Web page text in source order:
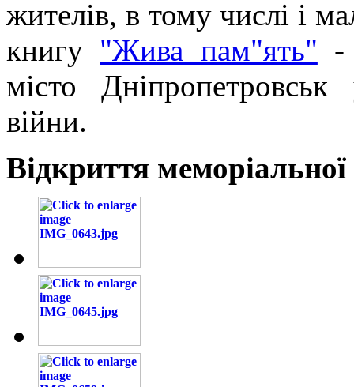
жителів, в тому числі і
книгу "Жива пам"ять" -
місто
війни.
Відкриття